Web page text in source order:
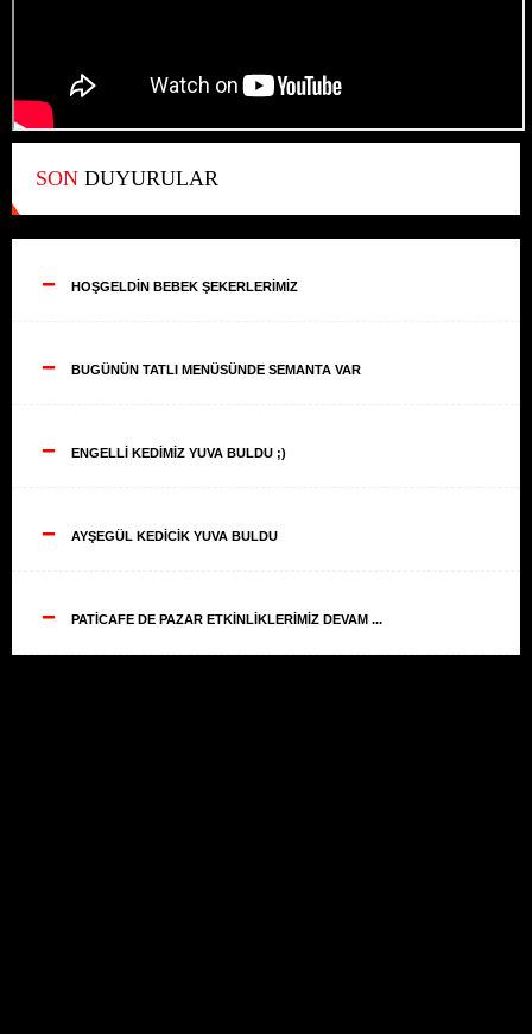
SON DUYURULAR
-- HOŞGELDİN BEBEK ŞEKERLERİMİZ
-- BUGÜNÜN TATLI MENÜSÜNDE SEMANTA VAR
-- ENGELLİ KEDİMİZ YUVA BULDU ;)
-- AYŞEGÜL KEDİCİK YUVA BULDU
-- PATİCAFE DE PAZAR ETKİNLİKLERİMİZ DEVAM ...